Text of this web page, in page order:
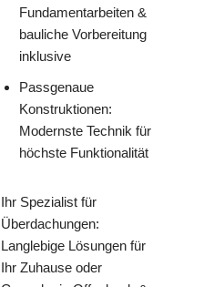
Fundamentarbeiten &
bauliche Vorbereitung
inklusive
Passgenaue
Konstruktionen:
Modernste Technik für
höchste Funktionalität
Ihr Spezialist für
Überdachungen:
Langlebige Lösungen für
Ihr Zuhause oder